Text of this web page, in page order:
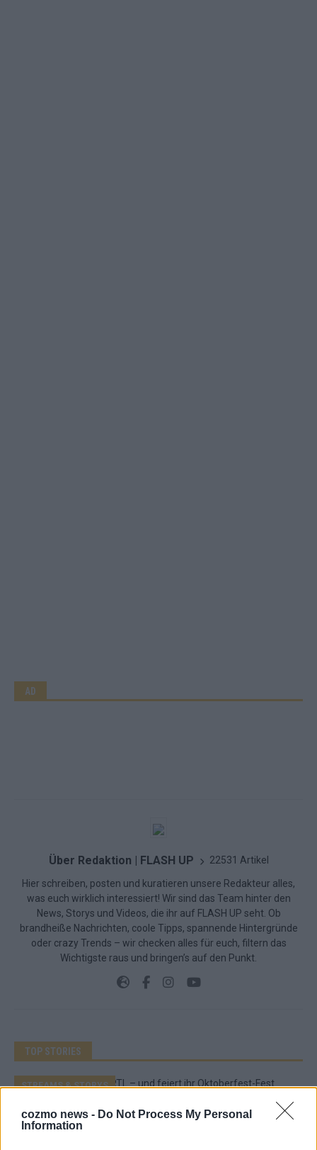
cozmo news - Do Not Process My Personal
Information
AD
Über Redaktion | FLASH UP 22531 Artikel
Hier schreiben, posten und kuratieren unsere Redakteur alles,
was euch wirklich interessiert! Wir sind das Team hinter den
News, Storys und Videos, die ihr auf FLASH UP seht. Ob
brandheiße Nachrichten, coole Tipps, spannende Hintergründe
oder crazy Trends – wir checken alles für euch, filtern das
Wichtigste raus und bringen’s auf den Punkt.
TOP STORIES
Heidi ist zurück bei RTL – und feiert ihr
STREAMS & STORYS